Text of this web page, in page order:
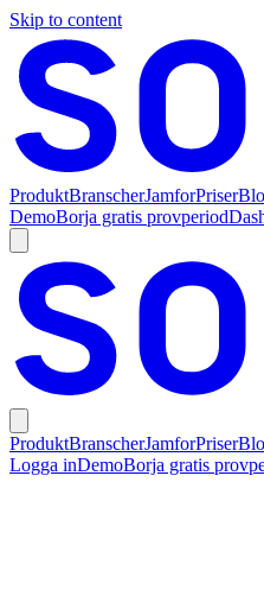
Skip to content
ProduktBranscherJamforPriser
DemoBorja gratis provperiod
ProduktBranscherJamforPriser
Logga inDemoBorja gratis